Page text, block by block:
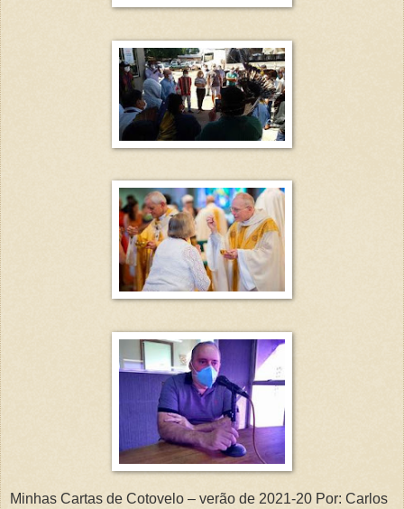
Minhas Cartas de Cotovelo – verão de 2021-20 Por: Carlos